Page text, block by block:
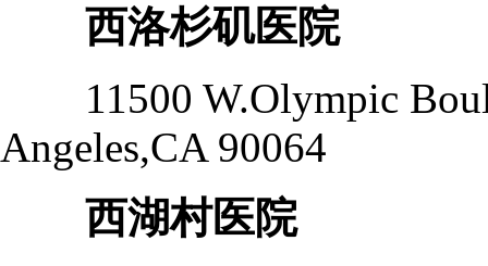
西洛杉矶医院
11500 W.Olympic
Angeles,CA 90064
西湖村医院